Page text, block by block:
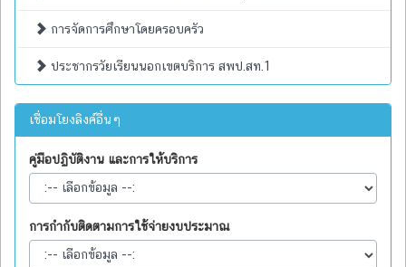
การจัดการศึกษาโดยครอบครัว
ประชากรวัยเรียนนอกเขตบริการ สพป.สท.1
เชื่อมโยงลิงค์อื่นๆ
คู่มือปฏิบัติงาน และการให้บริการ
การกำกับติดตามการใช้จ่ายงบประมาณ